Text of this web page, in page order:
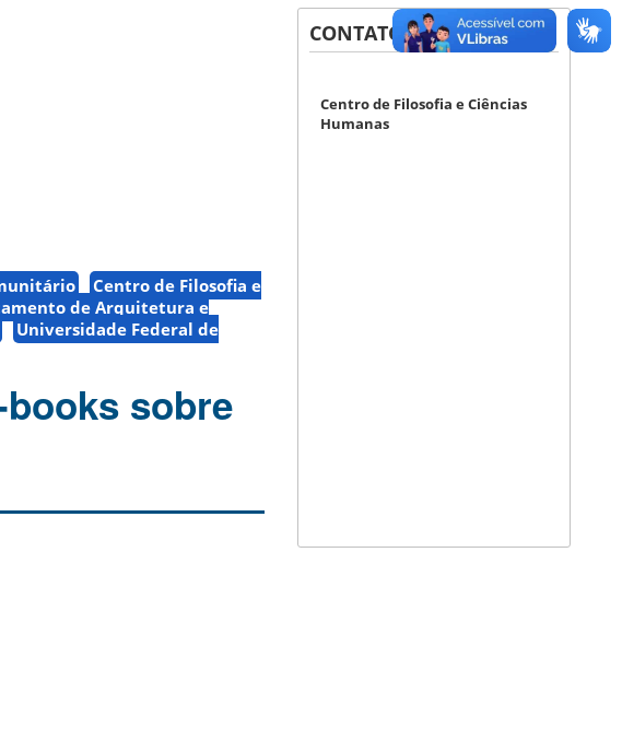
Centro de Filosofia e
de Arquitetura e
Universidade Federal de
sobre
CONTATOS
Centro de Filosofia e Ciências
Humanas